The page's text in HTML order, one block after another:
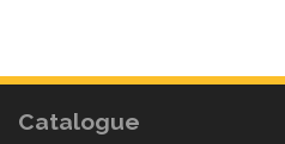
Catalogue